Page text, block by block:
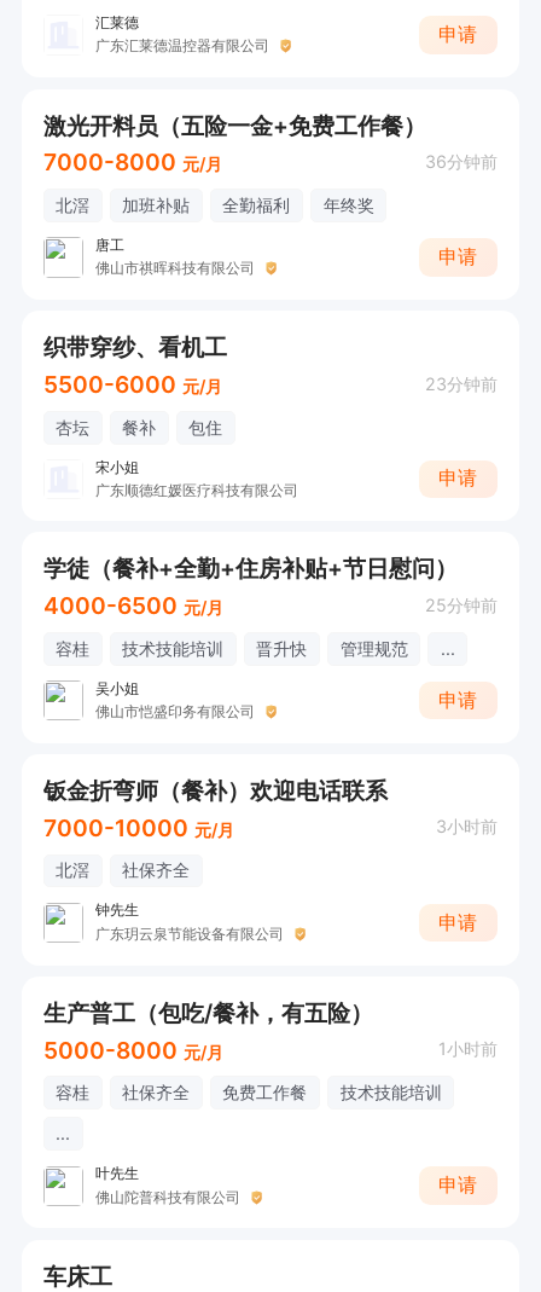
汇莱德
广东汇莱德温控器有限公司
申请
激光开料员（五险一金+免费工作餐）
7000-8000 元/月 36分钟前
北滘 加班补贴 全勤福利 年终奖
唐工
佛山市祺晖科技有限公司
申请
织带穿纱、看机工
5500-6000 元/月 23分钟前
杏坛 餐补 包住
宋小姐
广东顺德红媛医疗科技有限公司
申请
学徒（餐补+全勤+住房补贴+节日慰问）
4000-6500 元/月 25分钟前
容桂 技术技能培训 晋升快 管理规范 ...
吴小姐
佛山市恺盛印务有限公司
申请
钣金折弯师（餐补）欢迎电话联系
7000-10000 元/月 3小时前
北滘 社保齐全
钟先生
广东玥云泉节能设备有限公司
申请
生产普工（包吃/餐补，有五险）
5000-8000 元/月 1小时前
容桂 社保齐全 免费工作餐
技术技能培训
...
叶先生
佛山陀普科技有限公司
申请
车床工